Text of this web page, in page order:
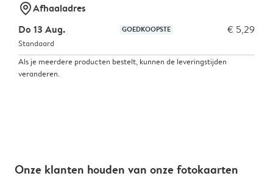
marker-pinAfhaaladres
Do 13 Aug.
GOEDKOOPSTE € 5,29
Standaard
Als je meerdere producten bestelt, kunnen de leveringstijden
veranderen.
Onze klanten houden van onze fotokaarten